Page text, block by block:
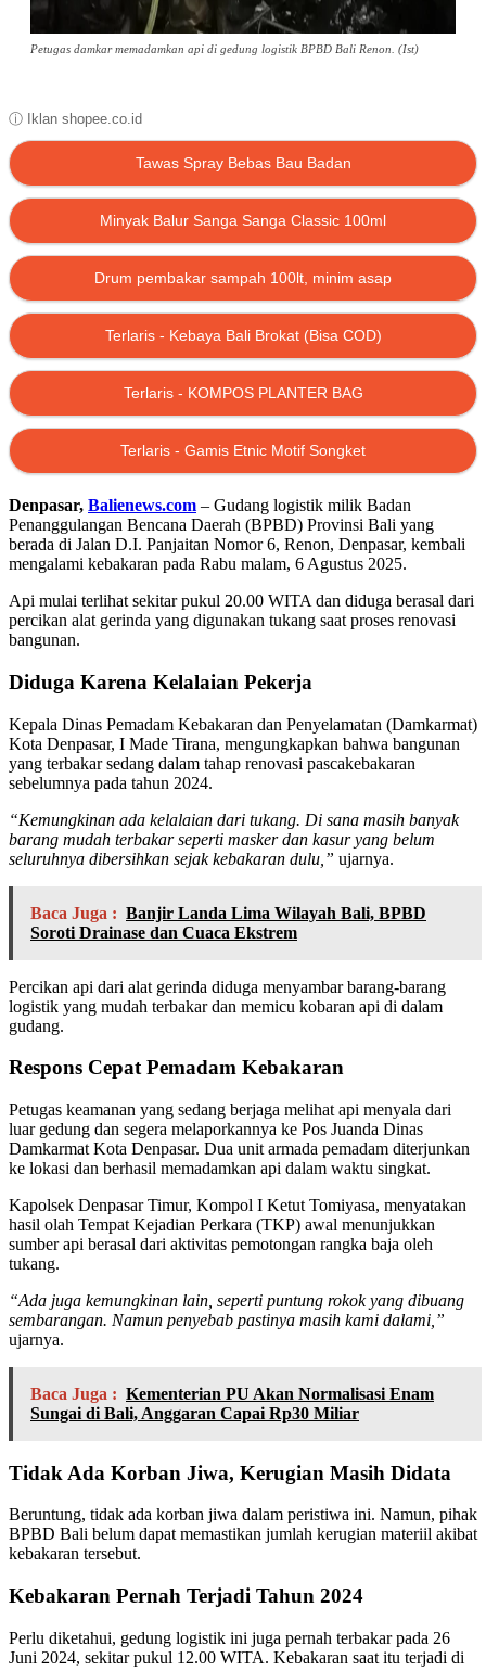
Petugas damkar memadamkan api di gedung logistik BPBD Bali Renon. (Ist)
ⓘ Iklan shopee.co.id
Tawas Spray Bebas Bau Badan
Minyak Balur Sanga Sanga Classic 100ml
Drum pembakar sampah 100lt, minim asap
Terlaris - Kebaya Bali Brokat (Bisa COD)
Terlaris - KOMPOS PLANTER BAG
Terlaris - Gamis Etnic Motif Songket
Denpasar, Balienews.com – Gudang logistik milik Badan
Penanggulangan Bencana Daerah (BPBD) Provinsi Bali yang
berada di Jalan D.I. Panjaitan Nomor 6, Renon, Denpasar, kembali
mengalami kebakaran pada Rabu malam, 6 Agustus 2025.
Api mulai terlihat sekitar pukul 20.00 WITA dan diduga berasal dari
percikan alat gerinda yang digunakan tukang saat proses renovasi
bangunan.
Diduga Karena Kelalaian Pekerja
Kepala Dinas Pemadam Kebakaran dan Penyelamatan (Damkarmat)
Kota Denpasar, I Made Tirana, mengungkapkan bahwa bangunan
yang terbakar sedang dalam tahap renovasi pascakebakaran
sebelumnya pada tahun 2024.
“Kemungkinan ada kelalaian dari tukang. Di sana masih banyak
barang mudah terbakar seperti masker dan kasur yang belum
seluruhnya dibersihkan sejak kebakaran dulu,” ujarnya.
Baca Juga : Banjir Landa Lima Wilayah Bali, BPBD
Soroti Drainase dan Cuaca Ekstrem
Percikan api dari alat gerinda diduga menyambar barang-barang
logistik yang mudah terbakar dan memicu kobaran api di dalam
gudang.
Respons Cepat Pemadam Kebakaran
Petugas keamanan yang sedang berjaga melihat api menyala dari
luar gedung dan segera melaporkannya ke Pos Juanda Dinas
Damkarmat Kota Denpasar. Dua unit armada pemadam diterjunkan
ke lokasi dan berhasil memadamkan api dalam waktu singkat.
Kapolsek Denpasar Timur, Kompol I Ketut Tomiyasa, menyatakan
hasil olah Tempat Kejadian Perkara (TKP) awal menunjukkan
sumber api berasal dari aktivitas pemotongan rangka baja oleh
tukang.
“Ada juga kemungkinan lain, seperti puntung rokok yang dibuang
sembarangan. Namun penyebab pastinya masih kami dalami,”
ujarnya.
Baca Juga : Kementerian PU Akan Normalisasi Enam
Sungai di Bali, Anggaran Capai Rp30 Miliar
Tidak Ada Korban Jiwa, Kerugian Masih Didata
Beruntung, tidak ada korban jiwa dalam peristiwa ini. Namun, pihak
BPBD Bali belum dapat memastikan jumlah kerugian materiil akibat
kebakaran tersebut.
Kebakaran Pernah Terjadi Tahun 2024
Perlu diketahui, gedung logistik ini juga pernah terbakar pada 26
Juni 2024, sekitar pukul 12.00 WITA. Kebakaran saat itu terjadi di